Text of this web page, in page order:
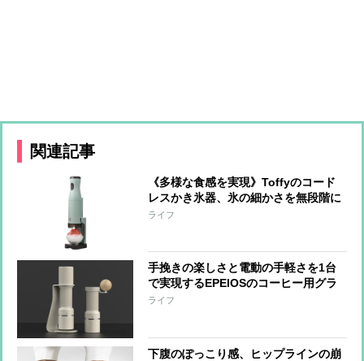
関連記事
《多様な食感を実現》Toffyのコード
レスかき氷器、氷の細かさを無段階に
調整可能 冷製パスタ、そうめん、サ
ライフ
手挽きの楽しさと電動の手軽さを1台
で実現するEPEIOSのコーヒー用グラ
インダー『Essence Duo』 世界一の
ライフ
下腹のぽっこり感、ヒップラインの崩